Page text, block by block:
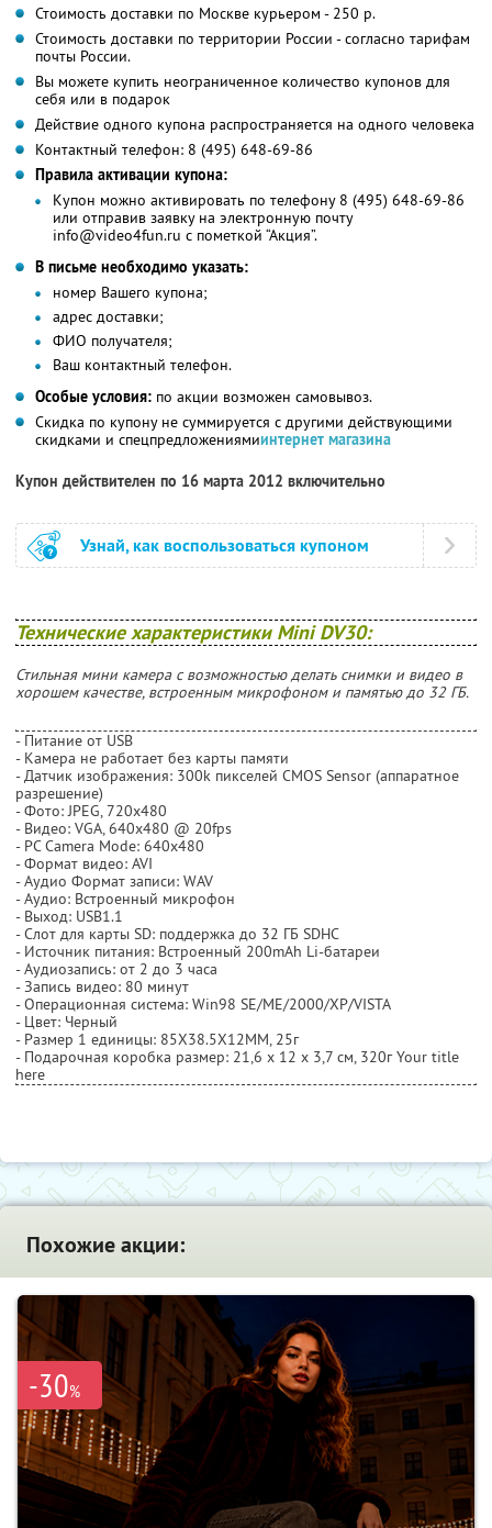
Стоимость доставки по Москве курьером - 250 р.
Стоимость доставки по территории России - согласно тарифам
почты России.
Вы можете купить неограниченное количество купонов для
себя или в подарок
Действие одного купона распространяется на одного человека
Контактный телефон: 8 (495) 648-69-86
Правила активации купона:
Купон можно активировать по телефону 8 (495) 648-69-86
или отправив заявку на электронную почту
info@video4fun.ru с пометкой “Акция”.
В письме необходимо указать:
номер Вашего купона;
адрес доставки;
ФИО получателя;
Ваш контактный телефон.
Особые условия: по акции возможен самовывоз.
Скидка по купону не суммируется с другими действующими
скидками и спецпредложениямиинтернет магазина
Купон действителен по 16 марта 2012 включительно
Узнай, как воспользоваться купоном
Технические характеристики Mini DV30:
Стильная мини камера с возможностью делать снимки и видео в
хорошем качестве, встроенным микрофоном и памятью до 32 ГБ.
- Питание от USB
- Камера не работает без карты памяти
- Датчик изображения: 300k пикселей CMOS Sensor (аппаратное
разрешение)
- Фото: JPEG, 720x480
- Видео: VGA, 640x480 @ 20fps
- PC Camera Mode: 640x480
- Формат видео: AVI
- Аудио Формат записи: WAV
- Аудио: Встроенный микрофон
- Выход: USB1.1
- Слот для карты SD: поддержка до 32 ГБ SDHC
- Источник питания: Встроенный 200mAh Li-батареи
- Аудиозапись: от 2 до 3 часа
- Запись видео: 80 минут
- Операционная система: Win98 SE/ME/2000/XP/VISTA
- Цвет: Черный
- Размер 1 единицы: 85X38.5X12MM, 25г
- Подарочная коробка размер: 21,6 х 12 х 3,7 см, 320г Your title
here
Похожие акции:
-30%